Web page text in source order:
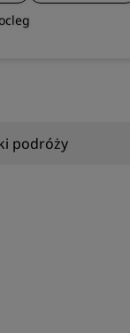
podróży